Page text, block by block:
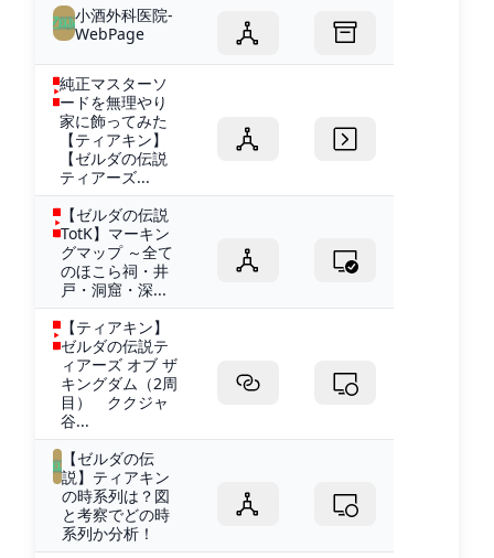
小酒外科医院-
WebPage
純正マスターソ
ードを無理やり
家に飾ってみた
【ティアキン】
【ゼルダの伝説
ティアーズ...
【ゼルダの伝説
TotK】マーキン
グマップ ～全て
のほこら祠・井
戸・洞窟・深...
【ティアキン】
ゼルダの伝説テ
ィアーズ オブ ザ
キングダム（2周
目） ククジャ
谷...
【ゼルダの伝
説】ティアキン
の時系列は？図
と考察でどの時
系列か分析！